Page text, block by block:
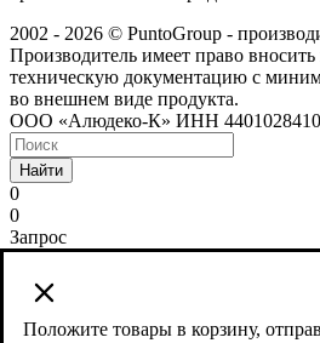
2002 - 2026 © PuntoGroup -
Производитель имеет право
техническую документацию с
во внешнем виде продукта.
ООО «Алюдеко-К» ИНН 4401028410
Найти
0
0
Запрос
Положите товары в корзину,
Сайт использует cookies и сервис
Метрика, предоставляемый
119021, Россия, Москва, ул. Л.